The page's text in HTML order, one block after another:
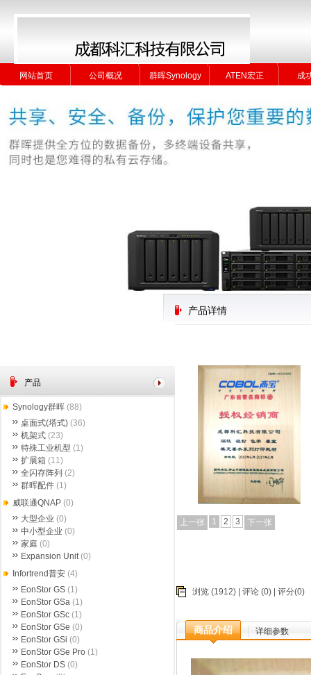
网站首页 公司概况 群晖Synology ATEN宏正 成
网站首页 公司概况 群晖Synology ATEN宏正 成
产品详情
上一张 1 2 3 下一张
浏览 (1912) | 评论 (0) | 评分(0)
商品介绍 详细参数
产品
Synology群晖 (88)
桌面式(塔式) (36)
机架式 (23)
特殊工业机型 (1)
扩展箱 (11)
全闪存阵列 (2)
群晖配件 (1)
威联通QNAP (0)
大型企业 (0)
中小型企业 (0)
家庭 (0)
Expansion Unit(0)
Infortrend普安 (4)
EonStor GS (1)
EonStor GSa (1)
EonStor GSc (1)
EonStor GSe (0)
EonStor GSi (0)
EonStor GSe Pro (1)
EonStor DS (0)